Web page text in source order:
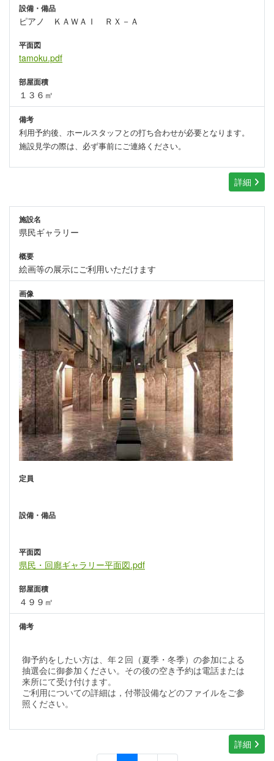
設備・備品
ピアノ ＫＡＷＡＩ ＲＸ－Ａ
平面図
tamoku.pdf
部屋面積
１３６㎡
備考
利用予約後、ホールスタッフとの打ち合わせが必要となります。
施設見学の際は、必ず事前にご連絡ください。
詳細
施設名
県民ギャラリー
概要
絵画等の展示にご利用いただけます
画像
定員
設備・備品
平面図
県民・回廊ギャラリー平面図.pdf
部屋面積
４９９㎡
備考
御予約をしたい方は、年２回（夏季・冬季）の参加による
抽選会に御参加ください。その後の空き予約は電話または
来所にて受け付けます。
ご利用についての詳細は，付帯設備などのファイルをご参
照ください。
詳細